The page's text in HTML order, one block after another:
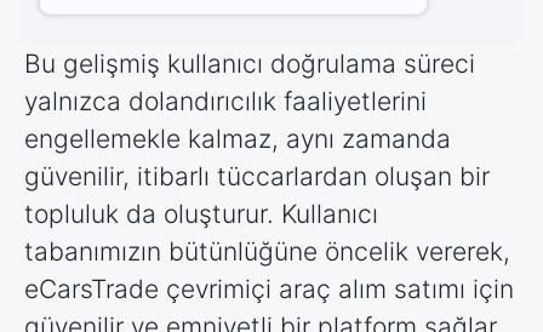
Bu gelişmiş kullanıcı doğrulama süreci
yalnızca dolandırıcılık faaliyetlerini
engellemekle kalmaz, aynı zamanda
güvenilir, itibarlı tüccarlardan oluşan bir
topluluk da oluşturur. Kullanıcı
tabanımızın bütünlüğüne öncelik vererek,
eCarsTrade çevrimiçi araç alım satımı için